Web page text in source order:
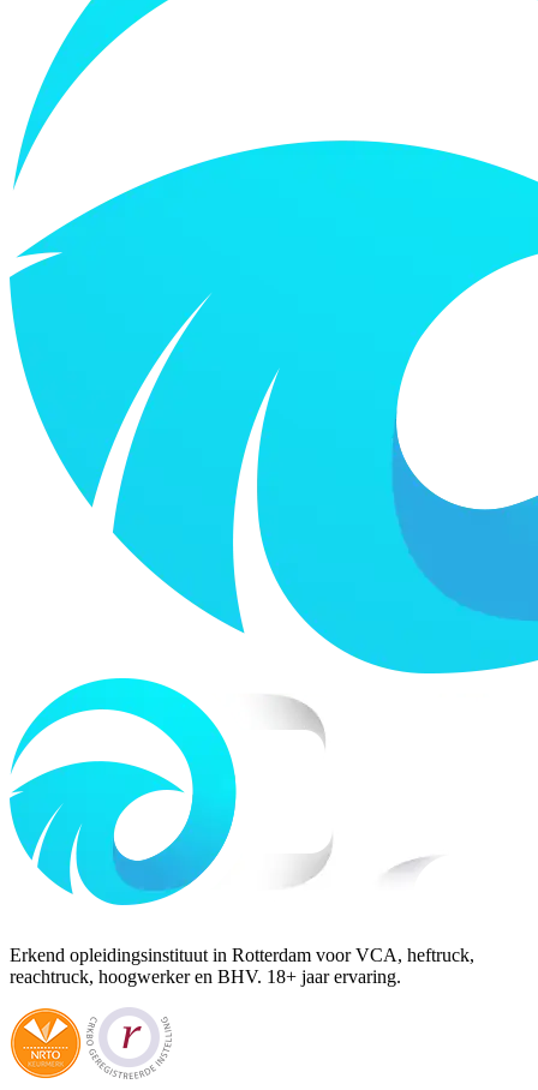
Erkend opleidingsinstituut in Rotterdam voor VCA, heftruck,
reachtruck, hoogwerker en BHV. 18+ jaar ervaring.